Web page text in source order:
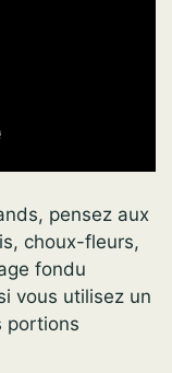
pensez aux
choux-fleurs,
fondu
vous utilisez un
portions